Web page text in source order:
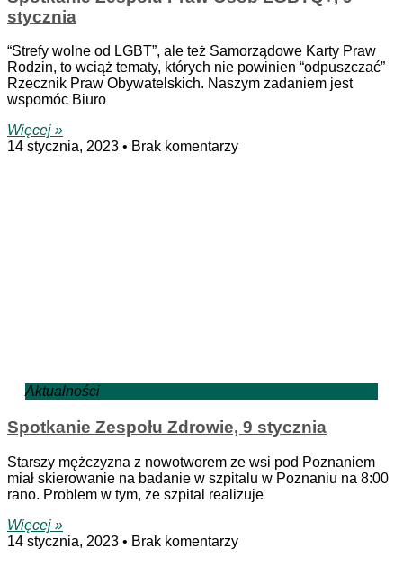
stycznia
“Strefy wolne od LGBT”, ale też Samorządowe Karty Praw
Rodzin, to wciąż tematy, których nie powinien “odpuszczać”
Rzecznik Praw Obywatelskich. Naszym zadaniem jest
wspomóc Biuro
Więcej »
14 stycznia, 2023
Brak komentarzy
Aktualności
Spotkanie Zespołu Zdrowie, 9 stycznia
Starszy mężczyzna z nowotworem ze wsi pod Poznaniem
miał skierowanie na badanie w szpitalu w Poznaniu na 8:00
rano. Problem w tym, że szpital realizuje
Więcej »
14 stycznia, 2023
Brak komentarzy